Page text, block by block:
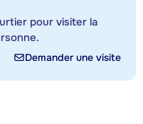
pour visiter la
Demander une visite